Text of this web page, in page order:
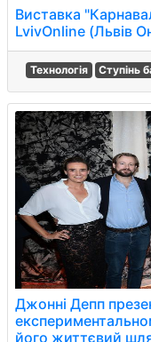
Виставка
LvivOnline (Львів
Технологія Ступінь
Джонні Депп
його життєвий